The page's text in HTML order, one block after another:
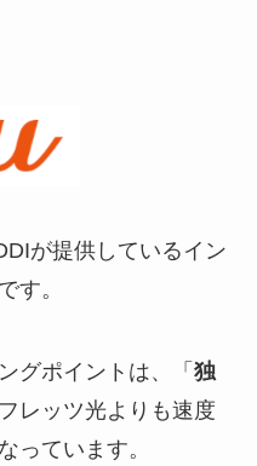
が提供しているイン
す。
グポイントは、「 独
レッツ光よりも速度
っています。